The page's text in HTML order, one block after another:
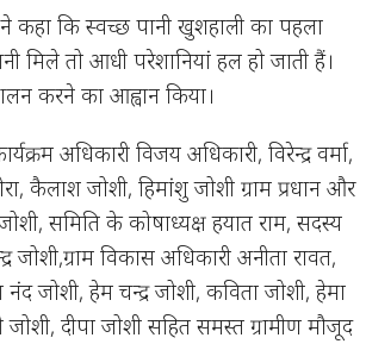
कहा कि स्वच्छ पानी खुशहाली का पहला
मिले तो आधी परेशानियां हल हो जाती हैं।
करने का आह्वान किया।
अधिकारी विजय अधिकारी, विरेन्द्र वर्मा,
कैलाश जोशी, हिमांशु जोशी ग्राम प्रधान और
समिति के कोषाध्यक्ष हयात राम, सदस्य
जोशी,ग्राम विकास अधिकारी अनीता रावत,
नंद जोशी, हेम चन्द्र जोशी, कविता जोशी, हेमा
दीपा जोशी सहित समस्त ग्रामीण मौजूद